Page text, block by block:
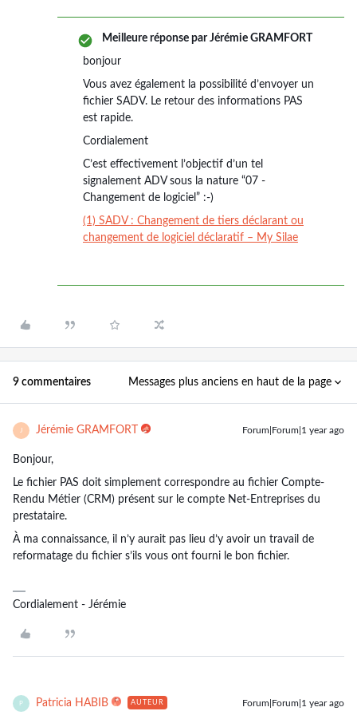
Meilleure réponse parJérémie GRAMFORT
bonjour
Vous avez également la possibilité d’envoyer un
fichier SADV. Le retour des informations PAS
est rapide.
Cordialement
C’est effectivement l’objectif d’un tel
signalement ADV sous la nature “07 -
Changement de logiciel” :-)
(1) SADV : Changement de tiers déclarant ou
changement de logiciel déclaratif – My Silae
9 commentaires Messages plus anciens en haut de la page
Jérémie GRAMFORT Forum|Forum|1 year ago
Bonjour,
Le fichier PAS doit simplement correspondre au fichier Compte-
Rendu Métier (CRM) présent sur le compte Net-Entreprises du
prestataire.
À ma connaissance, il n’y aurait pas lieu d’y avoir un travail de
reformatage du fichier s’ils vous ont fourni le bon fichier.
Cordialement - Jérémie
P Patricia HABIB AUTEUR Forum|Forum|1 year ago